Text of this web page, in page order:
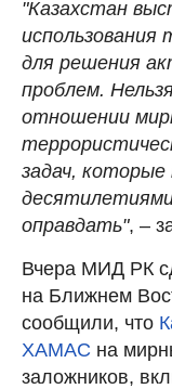
"Казахстан
использования
для решения
проблем.
отношении
задач,
оправдать", –
Вчера МИД РК
на Ближнем
сообщили, что
ХАМАС на
заложников,